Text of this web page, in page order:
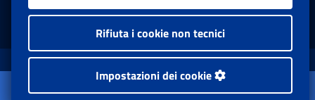
Apri il menu
Facebook: Apre una nuova finestra
Twitter: Apre una nuova finestra
Whatsapp: Apre una nuova
Youtube: Apre una
Instagram:
www.inps.gov.it © 1997-2026
Istituto Nazionale Previdenza Sociale.
Rifiuta i cookie non tecnici
Impostazioni dei cookie